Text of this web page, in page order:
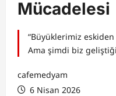
Mücadelesi
“Büyüklerimiz eskiden
Ama şimdi biz
cafemedyam
6 Nisan 2026